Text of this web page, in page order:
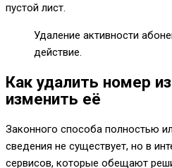
пустой лист.
Удаление активности
действие.
Как удалить номер
изменить её
Законного способа полностью
сведения не существует, но в
сервисов, которые обещают